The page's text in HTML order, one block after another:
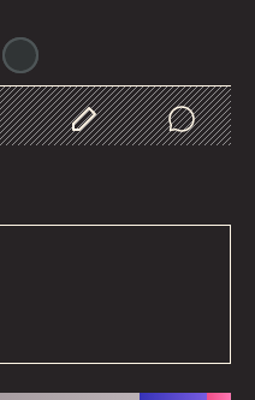
Personalizza i dati
Comments